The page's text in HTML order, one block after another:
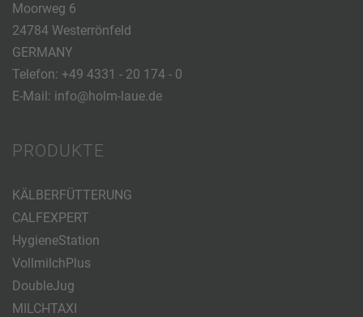
Moorweg 6
24784 Westerrönfeld
GERMANY
Telefon: +49 4331 - 20 174 - 0
E-Mail: info@holm-laue.de
PRODUKTE
KÄLBERFÜTTERUNG
CALFEXPERT
HygieneStation
VollmilchPlus
DoubleJug
MILCHTAXI